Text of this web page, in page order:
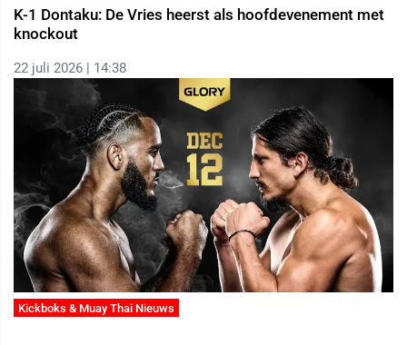
K-1 Dontaku: De Vries heerst als hoofdevenement met
knockout
22 juli 2026 | 14:38
Kickboks & Muay Thai Nieuws